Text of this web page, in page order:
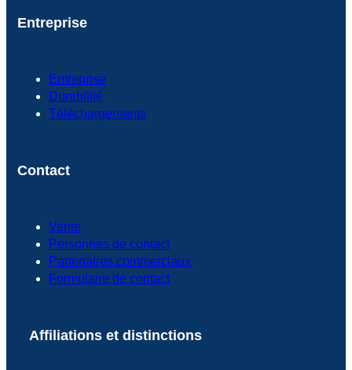
Entreprise
Entreprise
Durabilité
Téléchargements
Contact
Vente
Personnes de contact
Partenaires commerciaux
Formulaire de contact
Affiliations et distinctions